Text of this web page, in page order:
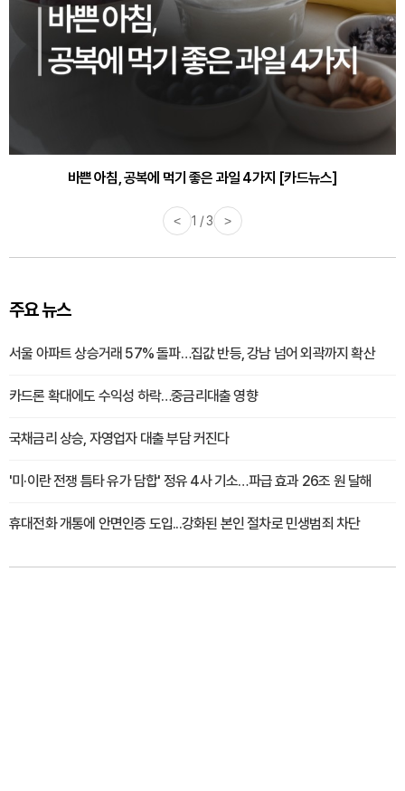
바쁜 아침, 공복에 먹기 좋은 과일 4가지 [카드뉴스]
< 1 / 3 >
주요 뉴스
서울 아파트 상승거래 57% 돌파…집값 반등, 강남 넘어 외곽까지 확산
카드론 확대에도 수익성 하락…중금리대출 영향
국채금리 상승, 자영업자 대출 부담 커진다
'미·이란 전쟁 틈타 유가 담합' 정유 4사 기소…파급 효과 26조 원 달해
휴대전화 개통에 안면인증 도입...강화된 본인 절차로 민생범죄 차단